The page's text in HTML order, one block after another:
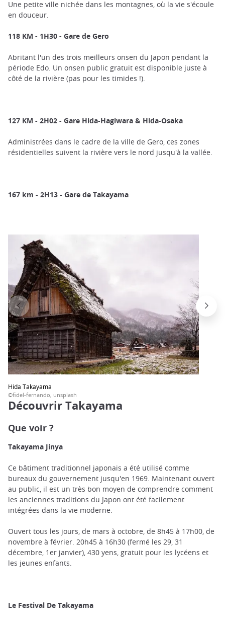
Une petite ville nichée dans les montagnes, où la vie s'écoule
en douceur.
118 KM - 1H30 - Gare de Gero
Abritant l'un des trois meilleurs onsen du Japon pendant la
période Edo. Un onsen public gratuit est disponible juste à
côté de la rivière (pas pour les timides !).
127 KM - 2H02 - Gare Hida-Hagiwara & Hida-Osaka
Administrées dans le cadre de la ville de Gero, ces zones
résidentielles suivent la rivière vers le nord jusqu'à la vallée.
167 km - 2H13 - Gare de Takayama
Hida Takayama
©fidel-fernando, unsplash
Découvrir Takayama
Que voir ?
Takayama Jinya
Ce bâtiment traditionnel japonais a été utilisé comme
bureaux du gouvernement jusqu'en 1969. Maintenant ouvert
au public, il est un très bon moyen de comprendre comment
les anciennes traditions du Japon ont été facilement
intégrées dans la vie moderne.
Ouvert tous les jours, de mars à octobre, de 8h45 à 17h00, de
novembre à février. 20h45 à 16h30 (fermé les 29, 31
décembre, 1er janvier), 430 yens, gratuit pour les lycéens et
les jeunes enfants.
Le Festival De Takayama